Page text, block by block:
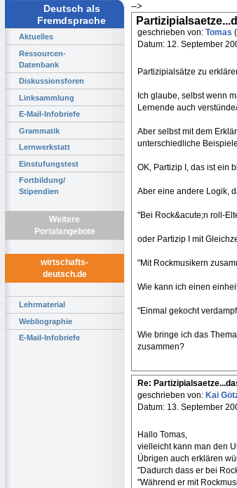
Deutsch als
Fremdsprache
Aktuelles
Ressourcen-
Datenbank
Diskussionsforen
Linksammlung
E-Mail-Infobriefe
Grammatik
Lernwerkstatt
Einstufungstest
Fortbildung/
Stipendien
Weitere
Portalangebote
wirtschafts-
deutsch.de
Lehrmaterial
Webliographie
E-Mail-Infobriefe
-->
geschrieben von: Tomas
Datum: 12. September
Partizipialsätze zu
Ich glaube, selbst wenn
Lernende auch
Aber selbst mit dem
unterschiedliche
OK, Partizip I, das ist ein
Aber eine andere Logik,
"Bei Rock&acute;n roll-
oder Partizip I mit
"Mit Rockmusikern
Wie kann ich einen
"Einmal gekocht
Wie bringe ich das
zusammen?
Re:
geschrieben von: Kai
Datum: 13. September
Hallo Tomas,
vielleicht kann man den
Übrigen auch erklären
"Dadurch dass er bei
"Während er mit